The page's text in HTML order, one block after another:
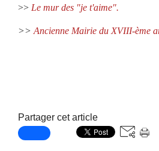
>> Le mur des "je t'aime".
>> Ancienne Mairie du XVIII-ème
Partager cet article